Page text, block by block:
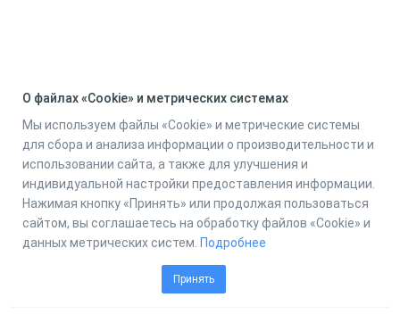
О файлах «Cookie» и метрических системах
Мы используем файлы «Cookie» и метрические системы
для сбора и анализа информации о производительности и
использовании сайта, а также для улучшения и
индивидуальной настройки предоставления информации.
Нажимая кнопку «Принять» или продолжая пользоваться
сайтом, вы соглашаетесь на обработку файлов «Cookie» и
данных метрических систем. Подробнее
Принять